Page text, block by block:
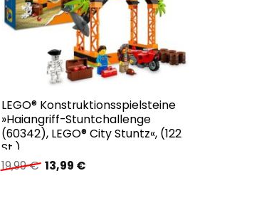
LEGO® Konstruktionsspielsteine
»Haiangriff-Stuntchallenge
(60342), LEGO® City Stuntz«, (122
St.)
19,99€ Ursprünglicher
Preis
13,99 €Aktueller